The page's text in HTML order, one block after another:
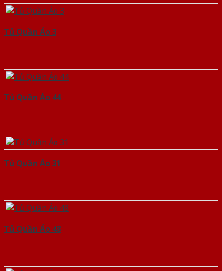
Tủ Quần Áo 3
Tủ Quần Áo 44
Tủ Quần Áo 31
Tủ Quần Áo 48